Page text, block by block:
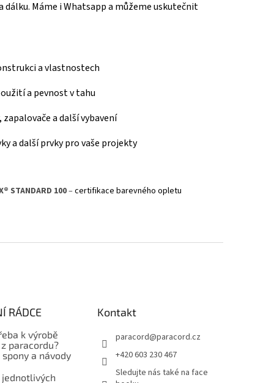
dálku. Máme i Whatsapp a můžeme uskutečnit
a vlastnostech
a pevnost v tahu
a další vybavení
a další prvky pro vaše projekty
STANDARD 100–certifikace barevného opletu
RÁDCE
k výrobě
paracordu?
a návody
Kontakt
paracord@paracord.cz
+420 603 230 467
Sledujte nás také na face